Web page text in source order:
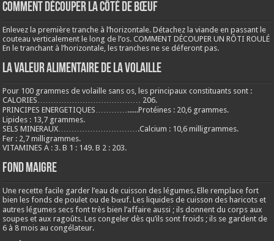
COMMENT DÉCOUPER LA CÔTÉ DE BŒUF
Enlevez la première tranche à l’horizontale. Détachez la viande en passant le
couteau verticalement le long de l’os. COMMENT DÉCOUPER UN RÔTI ROULÉ
En le tranchant à l’horizontale, les tranches ne se déferont pas.
LA VALEUR ALIMENTAIRE DE LA VOLAILLE
Pour 100 grammes de volaille sans os, les principaux constituants sont :
CALORIES………………………………… 206.
PRINCIPES ENERGETIQUES…………......Protéines : 20,6 grammes.
Lipides : 13,7 grammes.
SELS MINERAUX………………………….Calcium : 10,6 milligrammes.
Fer : 2,7 milligrammes.
VITAMINES A : 3. B 1 : 149. B 2 : 203.
Fond maigre
Une recette facile garder l’eau de cuisson des légumes. Elle remplace fort
bien les fonds de poulet ou de bœuf. Les liquides de cuisson des haricots et
autres légumes secs font très bien l’affaire aussi ; ils donnent du corps aux
soupes et aux ragoûts. Les congeler dès qu’ils sont froids ; ils se gardent de
6 à 8 mois au congélateur.